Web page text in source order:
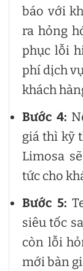
báo với
ra hỏng
phục lỗi
phí dịch
khách
Bước 4:
giá thì kỹ
Limosa
tức cho
Bước 5:
siêu tốc
còn lỗi
mới bàn